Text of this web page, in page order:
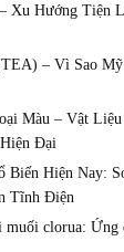
Xu Hướng Tiện
– Vì Sao Mỹ
Màu – Vật Liệu
Đại
Biến Hiện Nay:
Tĩnh Điện
clorua: Ứng